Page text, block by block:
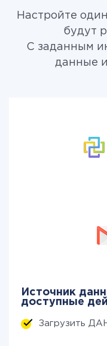
Настройте
будут
С заданным
данные
Источник
доступные
Загрузить